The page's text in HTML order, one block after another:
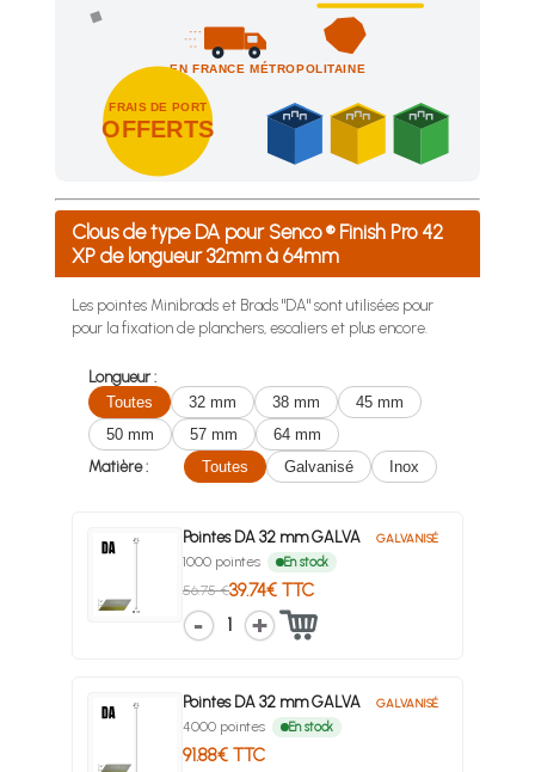
EN FRANCE MÉTROPOLITAINE
FRAIS DE PORT
OFFERTS
Achetez 4 sachets ou boîtes d'agrafes ou de pointes et
Clous de type DA pour Senco ® Finish Pro 42
XP de longueur 32mm à 64mm
Les pointes Minibrads et Brads "DA" sont utilisées pour
pour la fixation de planchers, escaliers et plus encore.
Longueur :
Toutes
32 mm 38 mm
45 mm
50 mm
57 mm
64 mm
Matière :
Toutes Galvanisé Inox
Pointes DA 32 mm GALVA GALVANISÉ
1000 pointes En stock
56.75 €39.74€ TTC
1
Pointes DA 32 mm GALVA GALVANISÉ
4000 pointes En stock
91.88€ TTC